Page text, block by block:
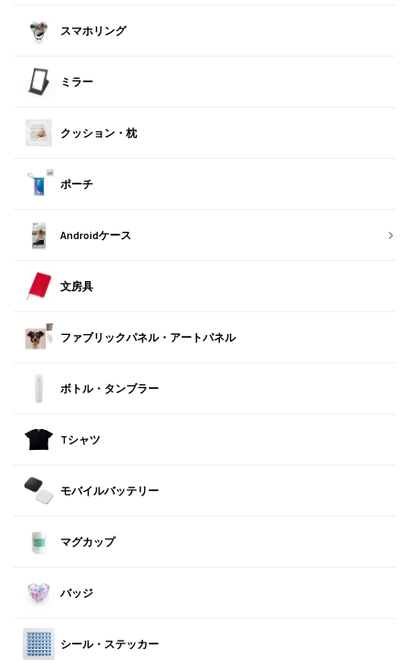
スマホリング
ミラー
クッション・枕
ポーチ
Androidケース
文房具
ファブリックパネル・アートパネル
ボトル・タンブラー
Tシャツ
モバイルバッテリー
マグカップ
バッジ
シール・ステッカー